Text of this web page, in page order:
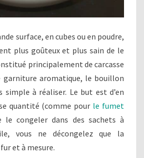
surface, en cubes ou en poudre,
plus goûteux et plus sain de le
principalement de carcasse
garniture aromatique, le bouillon
à réaliser. Le but est d’en
quantité (comme pour le fumet
le congeler dans des sachets à
vous ne décongelez que la
et à mesure.